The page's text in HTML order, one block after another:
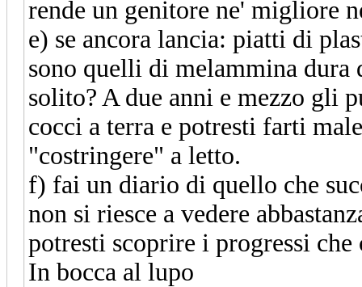
rende un genitore ne' migliore
e) se ancora lancia: piatti di
sono quelli di melammina dura
solito? A due anni e mezzo gli
cocci a terra e potresti farti
"costringere" a letto.
f) fai un diario di quello che
non si riesce a vedere
potresti scoprire i progressi che
In bocca al lupo